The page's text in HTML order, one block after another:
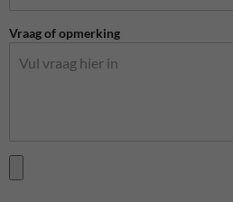
Vraag of opmerking